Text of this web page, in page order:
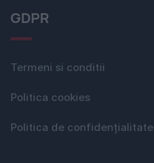
GDPR
Termeni si conditii
Politica cookies
Politica de confidențialitate